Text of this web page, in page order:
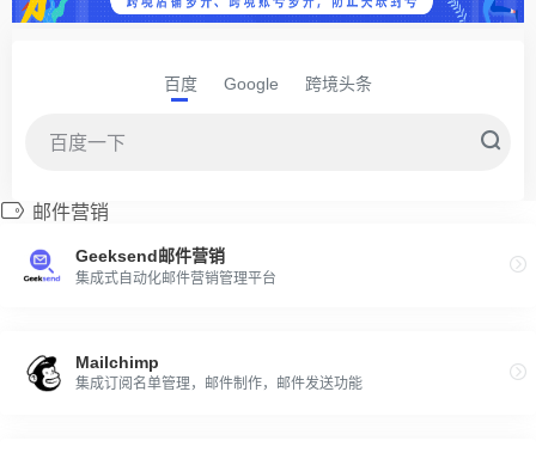
百度 Google 跨境头条
邮件营销
Geeksend邮件营销
集成式自动化邮件营销管理平台
Mailchimp
集成订阅名单管理，邮件制作，邮件发送功能